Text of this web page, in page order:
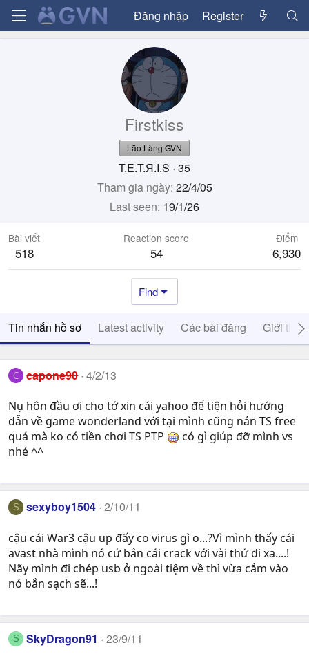
Đăng nhập Register
Firstkiss
Lão Làng GVN
T.E.T.Я.I.S · 35
Tham gia ngày 22/4/05
Last seen 19/1/26
Bài viết
518
Reaction score
54
Điểm
6,930
Find
Tin nhắn hồ sơ Latest activity Các bài đăng Giới thiệu
C capone90 4/2/13
Nụ hôn đầu ơi cho tớ xin cái yahoo để tiện hỏi hướng
dẫn về game wonderland với tại mình cũng nản TS free
quá mà ko có tiền chơi TS PTP
có gì giúp đỡ mình vs
nhé ^^
S sexyboy1504 2/10/11
cậu cái War3 cậu up đấy co virus gì o...?Vì mình thấy cái
avast nhà mình nó cứ bắn cái crack với vài thứ đi xa....!
Nãy mình đi chép usb ở ngoài tiệm về thì vừa cắm vào
nó bắn sạch sẽ...!
S SkyDragon91 23/9/11